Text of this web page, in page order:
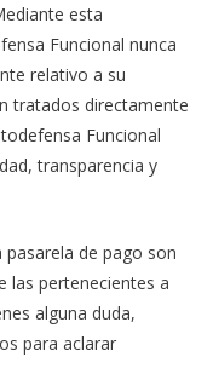
esta
Funcional nunca
relativo a su
tratados directamente
Funcional
transparencia y
de pago son
las pertenecientes a
alguna duda,
para aclarar